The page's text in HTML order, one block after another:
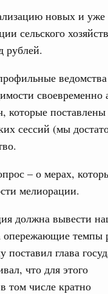
новых и
сельского
рублей.
которые
сессий (мы
– о мерах,
мелиорации.
должна вывести
опережающие темпы
поставил глава
что для этого
том числе кратно
флот
конкуренции
с
ключевые направления
целей
инвестиционного
обсуждались
4 августа, вторник